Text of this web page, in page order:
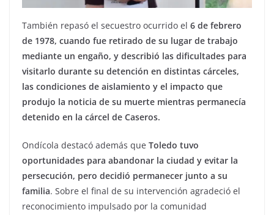
También repasó el secuestro ocurrido el 6 de febrero
de 1978, cuando fue retirado de su lugar de trabajo
mediante un engaño, y describió las dificultades para
visitarlo durante su detención en distintas cárceles,
las condiciones de aislamiento y el impacto que
produjo la noticia de su muerte mientras permanecía
detenido en la cárcel de Caseros.
Ondícola destacó además que Toledo tuvo
oportunidades para abandonar la ciudad y evitar la
persecución, pero decidió permanecer junto a su
familia. Sobre el final de su intervención agradeció el
reconocimiento impulsado por la comunidad